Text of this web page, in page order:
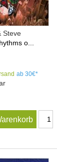
Steve
o...
ab 30€*